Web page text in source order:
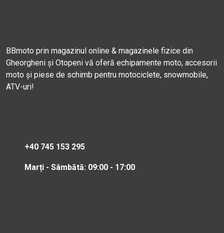
BBmoto prin magazinul online & magazinele fizice din
Gheorgheni și Otopeni vă oferă echipamente moto, accesorii
moto și piese de schimb pentru motociclete, snowmobile,
ATV-uri!
+40 745 153 295
Marți - Sâmbătă: 09:00 - 17:00